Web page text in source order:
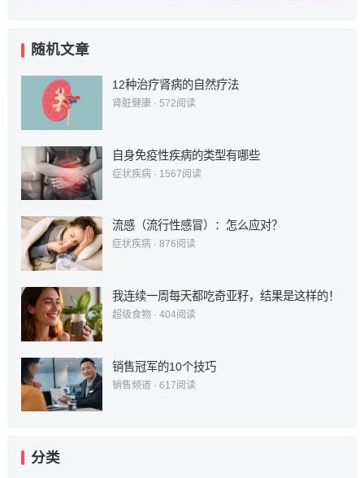
随机文章
12种治疗肾病的自然疗法
肾脏健康· 572阅读
自身免疫性疾病的类型有哪些
症状疾病· 1567阅读
流感（流行性感冒）：怎么应对？
症状疾病· 876阅读
我连续一周每天都吃奇亚籽，结果是这样的！
超级食物· 404阅读
销售冠军的10个技巧
销售频道· 617阅读
分类